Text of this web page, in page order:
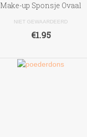
Make-up Sponsje Ovaal
NIET GEWAARDEERD
€1.95